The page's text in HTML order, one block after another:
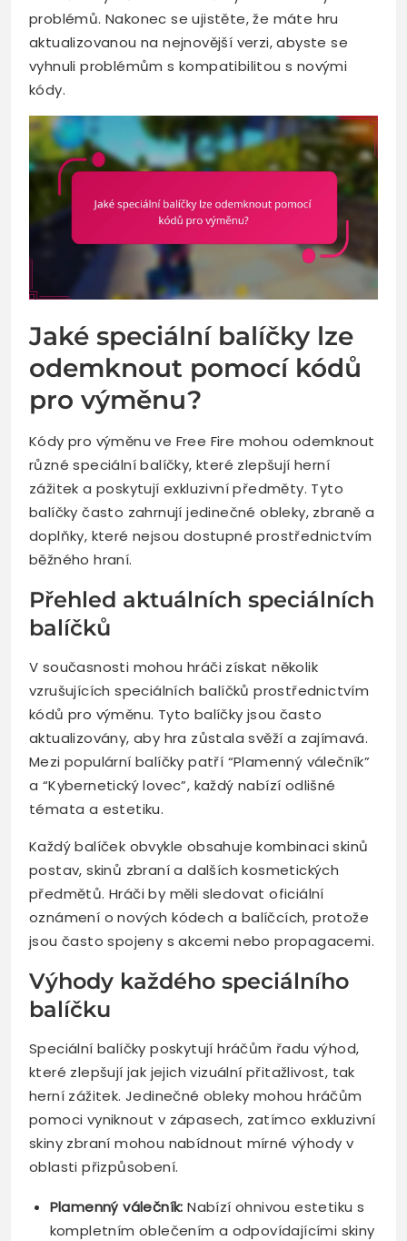
problémů. Nakonec se ujistěte, že máte hru
aktualizovanou na nejnovější verzi, abyste se
vyhnuli problémům s kompatibilitou s novými
kódy.
Jaké speciální balíčky lze
odemknout pomocí kódů
pro výměnu?
Kódy pro výměnu ve Free Fire mohou odemknout
různé speciální balíčky, které zlepšují herní
zážitek a poskytují exkluzivní předměty. Tyto
balíčky často zahrnují jedinečné obleky, zbraně a
doplňky, které nejsou dostupné prostřednictvím
běžného hraní.
Přehled aktuálních speciálních
balíčků
V současnosti mohou hráči získat několik
vzrušujících speciálních balíčků prostřednictvím
kódů pro výměnu. Tyto balíčky jsou často
aktualizovány, aby hra zůstala svěží a zajímavá.
Mezi populární balíčky patří “Plamenný válečník”
a “Kybernetický lovec”, každý nabízí odlišné
témata a estetiku.
Každý balíček obvykle obsahuje kombinaci skinů
postav, skinů zbraní a dalších kosmetických
předmětů. Hráči by měli sledovat oficiální
oznámení o nových kódech a balíčcích, protože
jsou často spojeny s akcemi nebo propagacemi.
Výhody každého speciálního
balíčku
Speciální balíčky poskytují hráčům řadu výhod,
které zlepšují jak jejich vizuální přitažlivost, tak
herní zážitek. Jedinečné obleky mohou hráčům
pomoci vyniknout v zápasech, zatímco exkluzivní
skiny zbraní mohou nabídnout mírné výhody v
oblasti přizpůsobení.
Plamenný válečník: Nabízí ohnivou estetiku s
kompletním oblečením a odpovídajícími skiny